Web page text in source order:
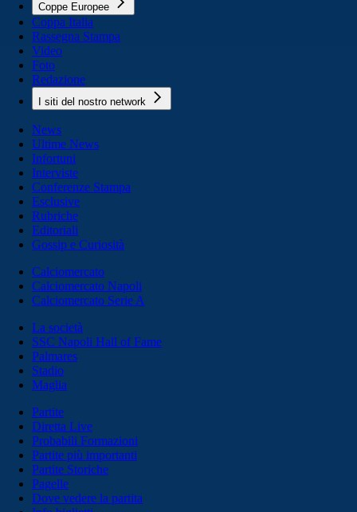
Coppe Europee
Coppa Italia
Rassegna Stampa
Video
Foto
Redazione
I siti del nostro network
News
Ultime News
Infortuni
Interviste
Conferenze Stampa
Esclusive
Rubriche
Editoriali
Gossip e Curiosità
Calciomercato
Calciomercato Napoli
Calciomercato Serie A
La società
SSC Napoli Hall of Fame
Palmares
Stadio
Maglia
Partite
Diretta Live
Probabili Formazioni
Partite più importanti
Partite Storiche
Pagelle
Dove vedere la partita